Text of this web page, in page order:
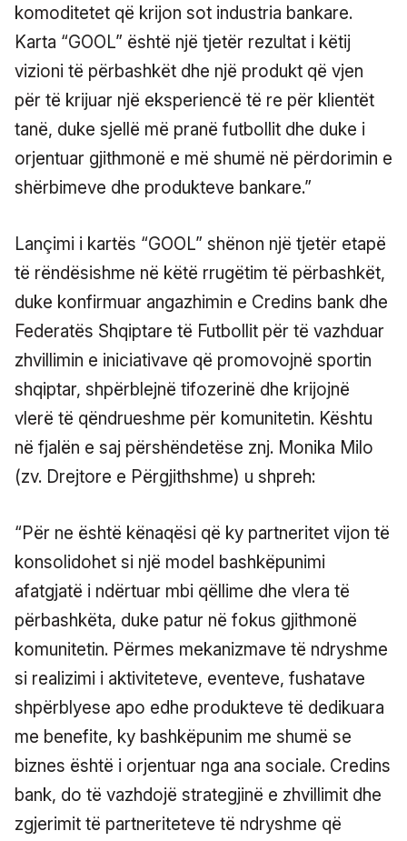
komoditetet që krijon sot industria bankare.
Karta “GOOL” është një tjetër rezultat i këtij
vizioni të përbashkët dhe një produkt që vjen
për të krijuar një eksperiencë të re për klientët
tanë, duke sjellë më pranë futbollit dhe duke i
orjentuar gjithmonë e më shumë në përdorimin e
shërbimeve dhe produkteve bankare.”
Lançimi i kartës “GOOL” shënon një tjetër etapë
të rëndësishme në këtë rrugëtim të përbashkët,
duke konfirmuar angazhimin e Credins bank dhe
Federatës Shqiptare të Futbollit për të vazhduar
zhvillimin e iniciativave që promovojnë sportin
shqiptar, shpërblejnë tifozerinë dhe krijojnë
vlerë të qëndrueshme për komunitetin. Kështu
në fjalën e saj përshëndetëse znj. Monika Milo
(zv. Drejtore e Përgjithshme) u shpreh:
“Për ne është kënaqësi që ky partneritet vijon të
konsolidohet si një model bashkëpunimi
afatgjatë i ndërtuar mbi qëllime dhe vlera të
përbashkëta, duke patur në fokus gjithmonë
komunitetin. Përmes mekanizmave të ndryshme
si realizimi i aktiviteteve, eventeve, fushatave
shpërblyese apo edhe produkteve të dedikuara
me benefite, ky bashkëpunim me shumë se
biznes është i orjentuar nga ana sociale. Credins
bank, do të vazhdojë strategjinë e zhvillimit dhe
zgjerimit të partneriteteve të ndryshme që